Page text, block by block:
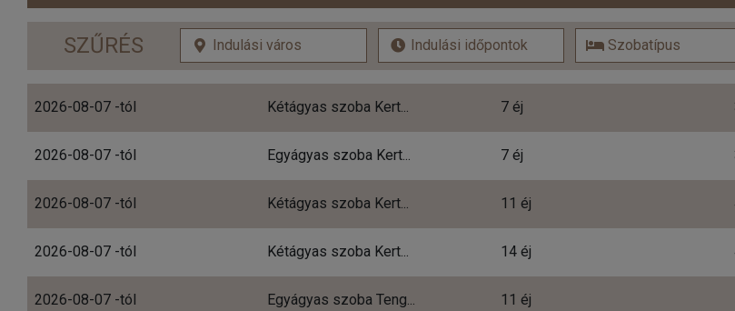
SZŰRÉS
2026-08-07 -tól Kétágyas szoba Kert... 7 éj
2026-08-07 -tól Egyágyas szoba Kert... 7 éj
2026-08-07 -tól Kétágyas szoba Kert... 11 éj
2026-08-07 -tól Kétágyas szoba Kert... 14 éj
2026-08-07 -tól Egyágyas szoba Teng... 11 éj